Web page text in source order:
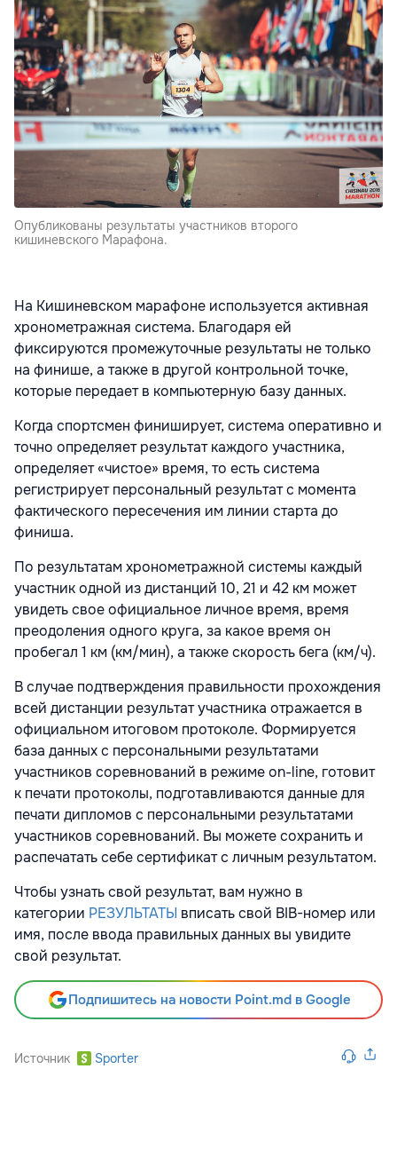
Опубликованы результаты участников второго
кишиневского Марафона.
На Кишиневском марафоне используется активная
хронометражная система. Благодаря ей
фиксируются промежуточные результаты не только
на финише, а также в другой контрольной точке,
которые передает в компьютерную базу данных.
Когда спортсмен финиширует, система оперативно и
точно определяет результат каждого участника,
определяет «чистое» время, то есть система
регистрирует персональный результат с момента
фактического пересечения им линии старта до
финиша.
По результатам хронометражной системы каждый
участник одной из дистанций 10, 21 и 42 км может
увидеть свое официальное личное время, время
преодоления одного круга, за какое время он
пробегал 1 км (км/мин), а также скорость бега (км/ч).
В случае подтверждения правильности прохождения
всей дистанции результат участника отражается в
официальном итоговом протоколе. Формируется
база данных с персональными результатами
участников соревнований в режиме on-line, готовит
к печати протоколы, подготавливаются данные для
печати дипломов с персональными результатами
участников соревнований. Вы можете сохранить и
распечатать себе сертификат с личным результатом.
Чтобы узнать свой результат, вам нужно в
категории РЕЗУЛЬТАТЫ вписать свой BIB-номер или
имя, после ввода правильных данных вы увидите
свой результат.
Подпишитесь на новости Point.md в Google
Источник Sporter